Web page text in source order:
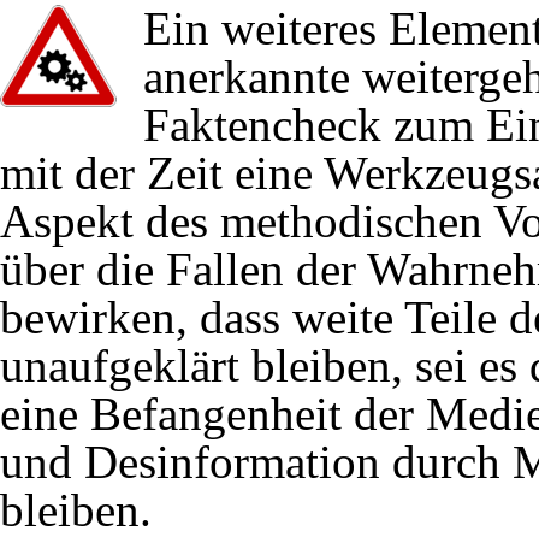
25.07.2019 Deutsche Bahn,
16.07.2019 Stuttgart 21/ITF,
Takts.
12.07.2019
2. Stammstrecke
Tunnelröhren gebaut
30.06.2019 Stuttgart 21/ITF,
Umstiegszeiten
27.02.2019 Stuttgart 21/Leistung
30.01.2019 Stuttgart 21/Kosten:
29.01.2019
Ein weiteres
anerkannte
Faktencheck zum
mit der Zeit eine
Aspekt des methodischen
über die Fallen der
bewirken, dass weite Teile
unaufgeklärt bleiben, sei
eine Befangenheit der
und Desinformation durch
bleiben.